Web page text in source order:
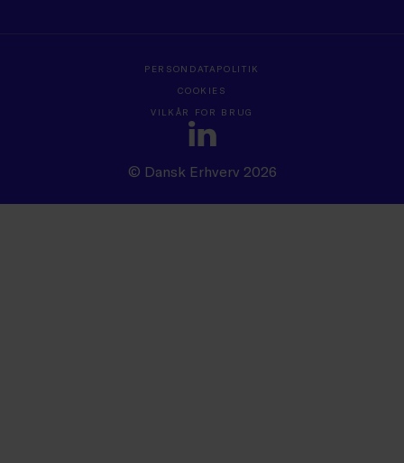
© Dansk Erhverv 2026
PERSONDATAPOLITIK
COOKIES
VILKÅR FOR BRUG